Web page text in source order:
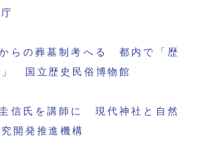
らの葬墓制考へる 都内で「歴
」 国立歴史民俗博物館
信氏を講師に 現代神社と自然
開発推進機構